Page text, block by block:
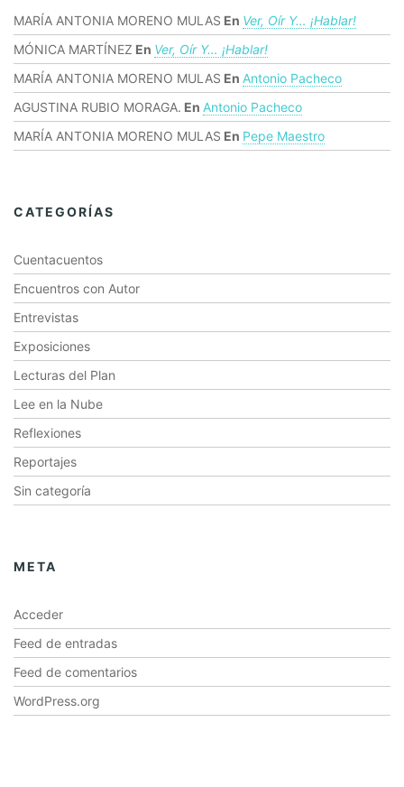
MARÍA ANTONIA MORENO MULAS En Ver, Oír Y… ¡hablar!
MÓNICA MARTÍNEZ En Ver, Oír Y… ¡hablar!
MARÍA ANTONIA MORENO MULAS En Antonio Pacheco
AGUSTINA RUBIO MORAGA. En Antonio Pacheco
MARÍA ANTONIA MORENO MULAS En Pepe Maestro
CATEGORÍAS
Cuentacuentos
Encuentros con Autor
Entrevistas
Exposiciones
Lecturas del Plan
Lee en la Nube
Reflexiones
Reportajes
Sin categoría
META
Acceder
Feed de entradas
Feed de comentarios
WordPress.org